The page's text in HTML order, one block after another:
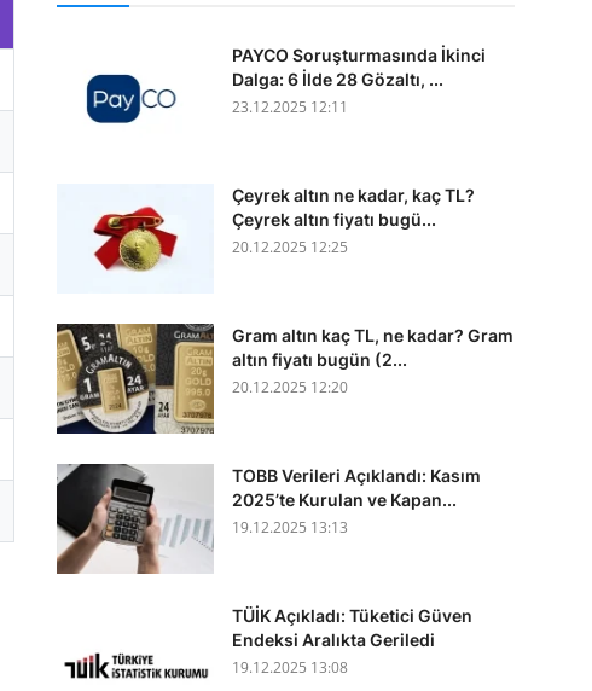
PAYCO Soruşturmasında İkinci
Dalga: 6 İlde 28 Gözaltı, ...
23.12.2025 12:11
Çeyrek altın ne kadar, kaç TL?
Çeyrek altın fiyatı bugü...
20.12.2025 12:25
Gram altın kaç TL, ne kadar? Gram
altın fiyatı bugün (2...
20.12.2025 12:20
TOBB Verileri Açıklandı: Kasım
2025’te Kurulan ve Kapan...
19.12.2025 13:13
TÜİK Açıkladı: Tüketici Güven
Endeksi Aralıkta Geriledi
19.12.2025 13:08